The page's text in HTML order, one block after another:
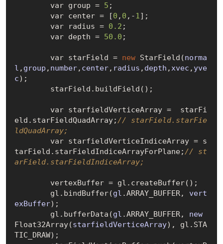
	var group =
5 ;
	var center =
[0 , 0 ,-1] ;
	var radius =
0.2 ;
	var depth =
50.0 ;
	var starField =
new StarField(norma
l , group , number, center, radius , depth ,xvec , yve
c) ;
	starField.build
Field() ;
eld.starFieldQuadArray; // starField.starFie
ldQuadArray;
tarField.starFieldIndiceArrayForPlane; // st
arField.starFieldIndiceArray;
	vertexBuffer = gl.create
Buffer() ;
	gl.bind
Buffer(gl .ARRAY_BUFFER, vert
exBuffer) ;
	gl.buffer
Data(gl .ARRAY_BUFFER, new
Float32Array(starfieldVerticeArray) , gl.STA
TIC_DRAW);